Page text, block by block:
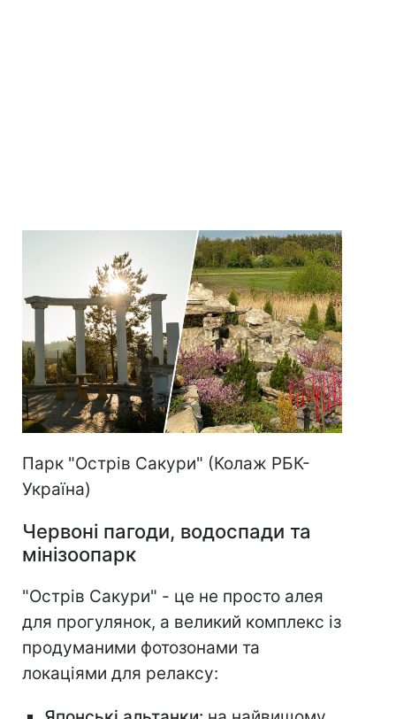
Парк "Острів Сакури" (Колаж РБК-
Україна)
Червоні пагоди, водоспади та
мінізоопарк
"Острів Сакури" - це не просто алея
для прогулянок, а великий комплекс із
продуманими фотозонами та
локаціями для релаксу: